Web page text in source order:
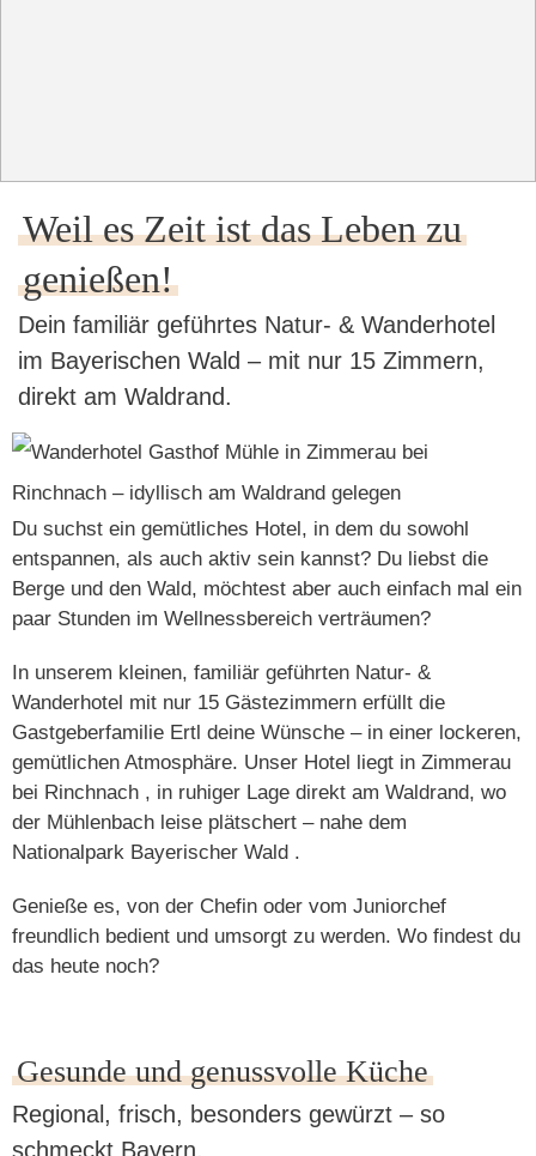
Weil es Zeit ist das Leben zu
genießen!
Dein familiär geführtes Natur- & Wanderhotel
im Bayerischen Wald – mit nur 15 Zimmern,
direkt am Waldrand.
Du suchst ein gemütliches Hotel, in dem du sowohl
entspannen, als auch aktiv sein kannst? Du liebst die
Berge und den Wald, möchtest aber auch einfach mal ein
paar Stunden im Wellnessbereich verträumen?
In unserem kleinen, familiär geführten Natur- &
Wanderhotel mit nur 15 Gästezimmern erfüllt die
Gastgeberfamilie Ertl deine Wünsche – in einer lockeren,
gemütlichen Atmosphäre. Unser Hotel liegt in Zimmerau
bei Rinchnach , in ruhiger Lage direkt am Waldrand, wo
der Mühlenbach leise plätschert – nahe dem
Nationalpark Bayerischer Wald .
Genieße es, von der Chefin oder vom Juniorchef
freundlich bedient und umsorgt zu werden. Wo findest du
das heute noch?
Gesunde und genussvolle Küche
Regional, frisch, besonders gewürzt – so
schmeckt Bayern.